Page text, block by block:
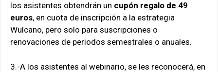
los asistentes obtendrán un cupón regalo de 49
euros, en cuota de inscripción a la estrategia
Wulcano, pero solo para suscripciones o
renovaciones de periodos semestrales o anuales.
3.-A los asistentes al webinario, se les reconocerá, en